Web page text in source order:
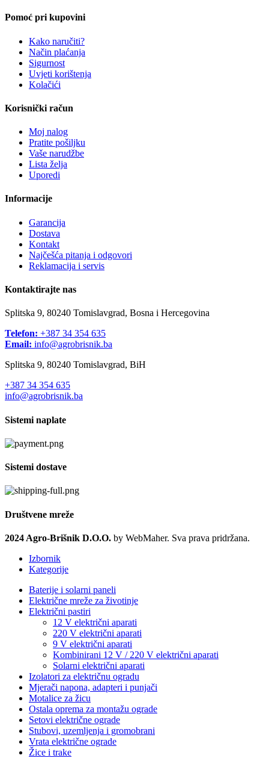
Pomoć pri kupovini
Kako naručiti?
Način plaćanja
Sigurnost
Uvjeti korištenja
Kolačići
Korisnički račun
Moj nalog
Pratite pošiljku
Vaše narudžbe
Lista želja
Uporedi
Informacije
Garancija
Dostava
Kontakt
Najčešća pitanja i odgovori
Reklamacija i servis
Kontaktirajte nas
Splitska 9, 80240 Tomislavgrad, Bosna i Hercegovina
Telefon: +387 34 354 635
Email: info@agrobrisnik.ba
Splitska 9, 80240 Tomislavgrad, BiH
+387 34 354 635
info@agrobrisnik.ba
Sistemi naplate
Sistemi dostave
Društvene mreže
2024 Agro-Brišnik D.O.O. by WebMaher. Sva prava pridržana.
Izbornik
Kategorije
Baterije i solarni paneli
Električne mreže za životinje
Električni pastiri
12 V električni aparati
220 V električni aparati
9 V električni aparati
Kombinirani 12 V / 220 V električni aparati
Solarni električni aparati
Izolatori za električnu ogradu
Mjerači napona, adapteri i punjači
Motalice za žicu
Ostala oprema za montažu ograde
Setovi električne ograde
Stubovi, uzemljenja i gromobrani
Vrata električne ograde
Žice i trake